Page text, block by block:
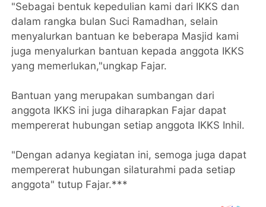
"Sebagai bentuk kepedulian kami dari IKKS dan
dalam rangka bulan Suci Ramadhan, selain
menyalurkan bantuan ke beberapa Masjid kami
juga menyalurkan bantuan kepada anggota IKKS
yang memerlukan,"ungkap Fajar.
Bantuan yang merupakan sumbangan dari
anggota IKKS ini juga diharapkan Fajar dapat
mempererat hubungan setiap anggota IKKS Inhil.
"Dengan adanya kegiatan ini, semoga juga dapat
mempererat hubungan silaturahmi pada setiap
anggota" tutup Fajar.***